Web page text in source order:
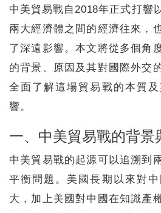
中美貿易戰自2018年正式打響
兩大經濟體之間的經濟往來，
了深遠影響。本文將從多個角
的背景、原因及其對國際外交
全面了解這場貿易戰的本質
響。
一、中美貿易戰的背景
中美貿易戰的起源可以追溯到
平衡問題。美國長期以來對
大，加上美國對中國在知識產